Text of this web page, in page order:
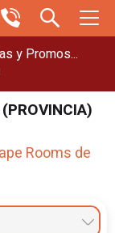
y Promos...
Rooms de